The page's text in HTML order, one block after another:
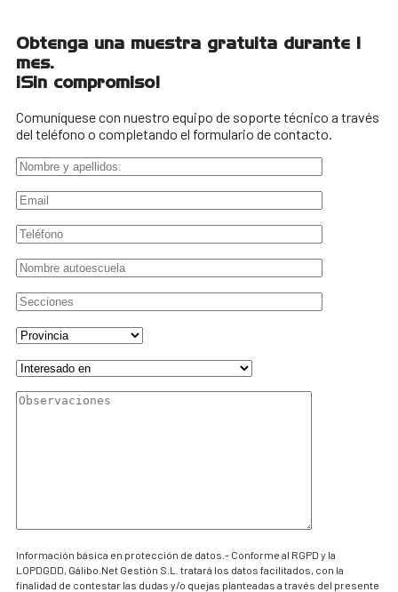
Obtenga una muestra gratuita durante 1
mes.
¡Sin compromiso!
Comuníquese con nuestro equipo de soporte técnico a través
del teléfono o completando el formulario de contacto.
Información básica en protección de datos.- Conforme al RGPD y la
LOPDGDD, Gálibo.Net Gestión S.L. tratará los datos facilitados, con la
finalidad de contestar las dudas y/o quejas planteadas a través del presente